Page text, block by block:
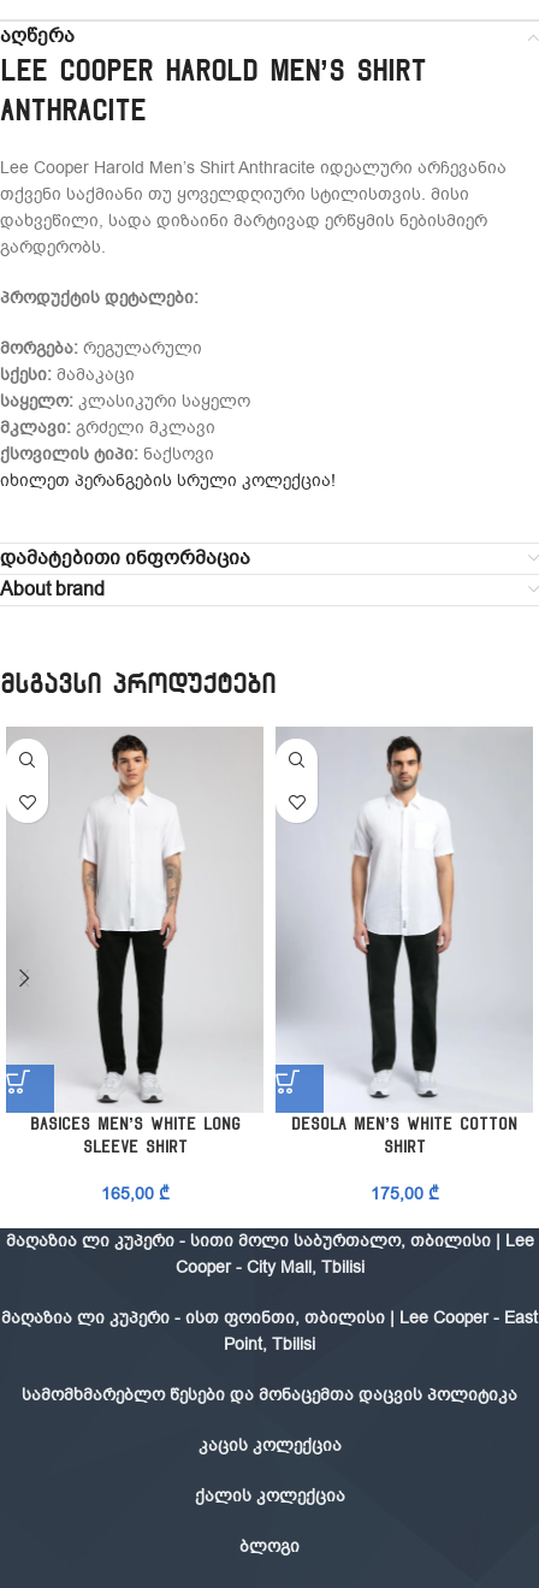
აღწერა
Lee Cooper Harold Men’s Shirt
Anthracite
Lee Cooper Harold Men’s Shirt Anthracite იდეალური არჩევანია
თქვენი საქმიანი თუ ყოველდღიური სტილისთვის. მისი
დახვეწილი, სადა დიზაინი მარტივად ერწყმის ნებისმიერ
გარდერობს.
პროდუქტის დეტალები:
მორგება: რეგულარული
სქესი: მამაკაცი
საყელო: კლასიკური საყელო
მკლავი: გრძელი მკლავი
ქსოვილის ტიპი: ნაქსოვი
იხილეთ პერანგების სრული კოლექცია!
დამატებითი ინფორმაცია
About brand
მსგავსი პროდუქტები
Basices Men’s White Long
Sleeve Shirt
165,00 ₾
Desola Men’s White Cotton
Shirt
175,00 ₾
მაღაზია ლი კუპერი - სითი მოლი საბურთალო, თბილისი | Lee
Cooper - City Mall, Tbilisi
მაღაზია ლი კუპერი - ისთ ფოინთი, თბილისი | Lee Cooper - East
Point, Tbilisi
სამომხმარებლო წესები და მონაცემთა დაცვის პოლიტიკა
კაცის კოლექცია
ქალის კოლექცია
ბლოგი